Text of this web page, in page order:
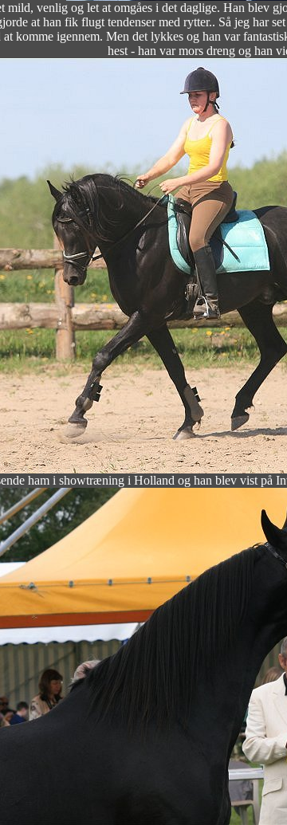
venlig og let at omgåes i det daglige. Han blev
at han fik flugt tendenser med rytter.. Så jeg har
komme igennem. Men det lykkes og han var
hest - han var mors dreng og han
ham i showtræning i Holland og han blev vist på